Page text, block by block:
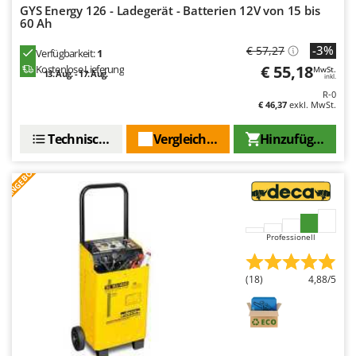
Omas
Ompagrill
Ooni
Oriental Koshin
Partisani
Paterlini
Philips
Prismafood
R.G.V.
GYS Energy 126 - Ladegerät - Batterien 12V von 15 bis
60 Ah
Verfügbarkeit:1
Kostenlose Lieferung
13. Aug. - 17. Aug.
€ 57,27 -3%
€ 55,18MwSt.
inkl.
R-0
€ 46,37 exkl. MwSt.
Hinzufügen
Vergleichen Sie
Technische Daten
ANGEBOT
Professionell
(18) 4,88/5